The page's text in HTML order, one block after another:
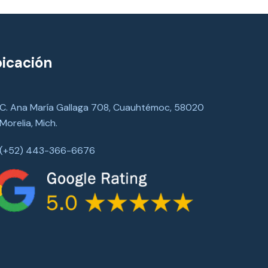
Ana María Gallaga 708, Cuauhtémoc, 58020
Mich.
443-366-6676